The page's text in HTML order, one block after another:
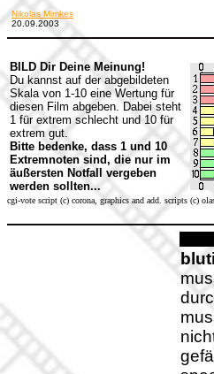
Nikolas Mimkes
20.09.2003
BILD Dir Deine Meinung!
Du kannst auf der abgebildeten
Skala von 1-10 eine Wertung für
diesen Film abgeben. Dabei steht
1 für extrem schlecht und 10 für
extrem gut.
Bitte bedenke, dass 1 und 10
Extremnoten sind, die nur im
äußersten Notfall vergeben
werden sollten...
cgi-vote script (c) corona, graphics and add. scripts (c)
bluti